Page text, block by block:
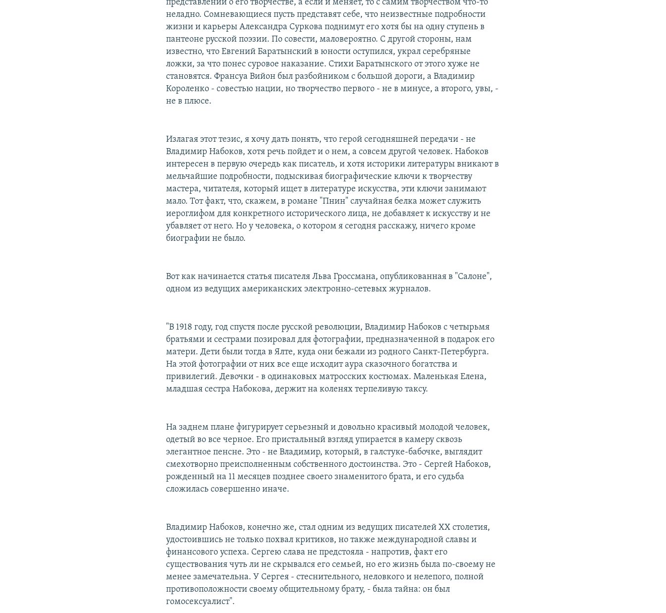
представлении о его творчестве, а если и меняет, то с самим творчеством что-то
неладно. Сомневающиеся пусть представят себе, что неизвестные подробности
жизни и карьеры Александра Суркова поднимут его хотя бы на одну ступень в
пантеоне русской поэзии. По совести, маловероятно. С другой стороны, нам
известно, что Евгений Баратынский в юности оступился, украл серебряные
ложки, за что понес суровое наказание. Стихи Баратынского от этого хуже не
становятся. Франсуа Вийон был разбойником с большой дороги, а Владимир
Короленко - совестью нации, но творчество первого - не в минусе, а второго, увы, -
не в плюсе.
Излагая этот тезис, я хочу дать понять, что герой сегодняшней передачи - не
Владимир Набоков, хотя речь пойдет и о нем, а совсем другой человек. Набоков
интересен в первую очередь как писатель, и хотя историки литературы вникают в
мельчайшие подробности, подыскивая биографические ключи к творчеству
мастера, читателя, который ищет в литературе искусства, эти ключи занимают
мало. Тот факт, что, скажем, в романе "Пнин" случайная белка может служить
иероглифом для конкретного исторического лица, не добавляет к искусству и не
убавляет от него. Но у человека, о котором я сегодня расскажу, ничего кроме
биографии не было.
Вот как начинается статья писателя Льва Гроссмана, опубликованная в "Салоне",
одном из ведущих американских электронно-сетевых журналов.
"В 1918 году, год спустя после русской революции, Владимир Набоков с четырьмя
братьями и сестрами позировал для фотографии, предназначенной в подарок его
матери. Дети были тогда в Ялте, куда они бежали из родного Санкт-Петербурга.
На этой фотографии от них все еще исходит аура сказочного богатства и
привилегий. Девочки - в одинаковых матросских костюмах. Маленькая Елена,
младшая сестра Набокова, держит на коленях терпеливую таксу.
На заднем плане фигурирует серьезный и довольно красивый молодой человек,
одетый во все черное. Его пристальный взгляд упирается в камеру сквозь
элегантное пенсне. Это - не Владимир, который, в галстуке-бабочке, выглядит
смехотворно преисполненным собственного достоинства. Это - Сергей Набоков,
рожденный на 11 месяцев позднее своего знаменитого брата, и его судьба
сложилась совершенно иначе.
Владимир Набоков, конечно же, стал одним из ведущих писателей XX столетия,
удостоившись не только похвал критиков, но также международной славы и
финансового успеха. Сергею слава не предстояла - напротив, факт его
существования чуть ли не скрывался его семьей, но его жизнь была по-своему не
менее замечательна. У Сергея - стеснительного, неловкого и нелепого, полной
противоположности своему общительному брату, - была тайна: он был
гомосексуалист".